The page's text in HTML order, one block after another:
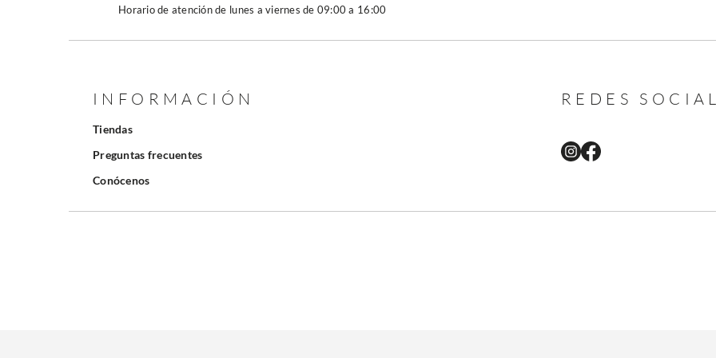
Horario de atención de lunes a viernes de 09:00 a 16:00
INFORMACIÓN
Tiendas
Preguntas frecuentes
Conócenos
REDES